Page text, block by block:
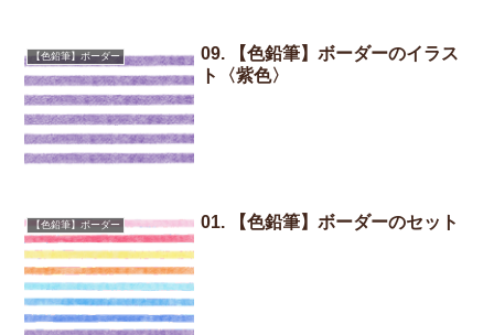
【色鉛筆】ボーダー
09. 【色鉛筆】ボーダーのイラス
ト〈紫色〉
【色鉛筆】ボーダー 01. 【色鉛筆】ボーダーのセット